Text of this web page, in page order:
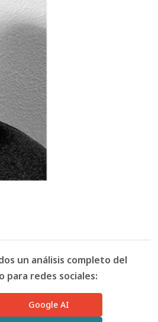
un análisis completo del
redes sociales:
Google AI